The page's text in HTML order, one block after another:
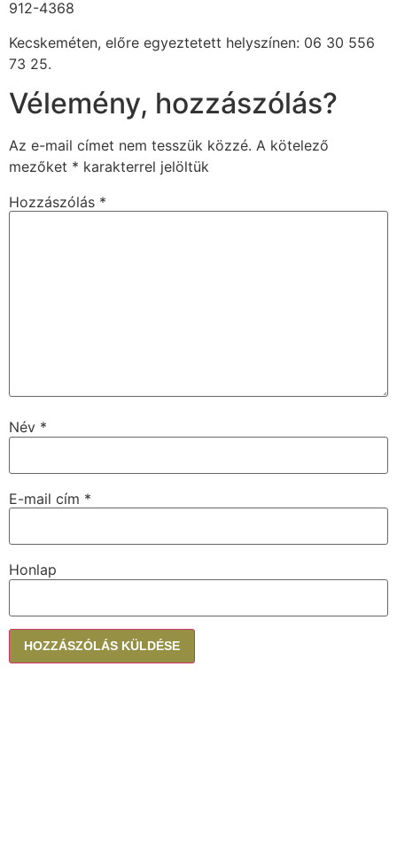
912-4368
Kecskeméten, előre egyeztetett helyszínen: 06 30 556
73 25.
Vélemény, hozzászólás?
Az e-mail címet nem tesszük közzé. A kötelező
mezőket * karakterrel jelöltük
Hozzászólás *
Név *
E-mail cím *
Honlap